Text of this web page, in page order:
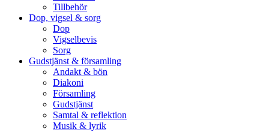
Tillbehör
Dop, vigsel & sorg
Dop
Vigselbevis
Sorg
Gudstjänst & församling
Andakt & bön
Diakoni
Församling
Gudstjänst
Samtal & reflektion
Musik & lyrik